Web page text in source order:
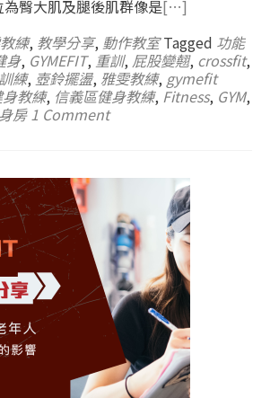
臀大肌及腿後肌群像是[…]
練, 教學分享, 動作教室 Tagged 功能
身, GYMEFIT, 重訓, 屁股變翹, crossfit,
練, 壺鈴擺盪, 雅雯教練, gymefit
教練, 信義區健身教練, Fitness, GYM,
房 1 Comment